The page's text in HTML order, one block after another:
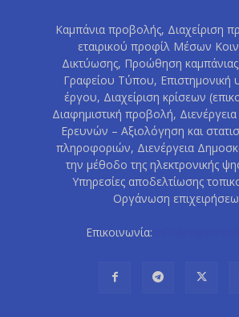
Καμπάνια προβολής, Διαχείριση
εταιρικού προφίλ Μέσων
Δικτύωσης, Προώθηση
Γραφείου Τύπου, Επιστημονική
έργου, Διαχείριση κρίσεων
Διαφημιστική προβολή,
Ερευνών – Αξιολόγηση και
πληροφοριών, Διενέργεια
την μέθοδο της ηλεκτρονικής
Υπηρεσίες αποδελτίωσης
Οργάνωση
Επικοινωνία: